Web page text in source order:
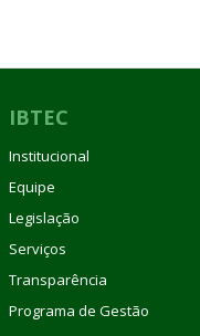
IBTEC
Institucional
Equipe
Legislação
Serviços
Transparência
Programa de Gestão